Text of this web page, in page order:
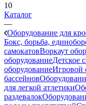
10
Каталог
—
Оборудование для
Бокс, борьба,
самокатовВоркаут
оборудованиеДетское
оборудованиеИгровой
бассейнов
для легкой атлетики
раздевалок